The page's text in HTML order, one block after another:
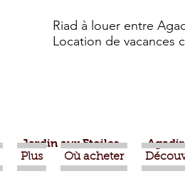
Riad à louer entre
Location de vacances
Plus Où acheter
Jardin aux Etoiles Agadir